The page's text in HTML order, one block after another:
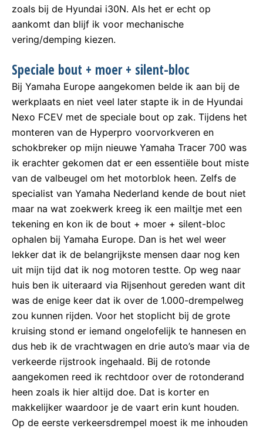
zoals bij de Hyundai i30N. Als het er echt op
aankomt dan blijf ik voor mechanische
vering/demping kiezen.
Speciale bout + moer + silent-bloc
Bij Yamaha Europe aangekomen belde ik aan bij de
werkplaats en niet veel later stapte ik in de Hyundai
Nexo FCEV met de speciale bout op zak. Tijdens het
monteren van de Hyperpro voorvorkveren en
schokbreker op mijn nieuwe Yamaha Tracer 700 was
ik erachter gekomen dat er een essentiële bout miste
van de valbeugel om het motorblok heen. Zelfs de
specialist van Yamaha Nederland kende de bout niet
maar na wat zoekwerk kreeg ik een mailtje met een
tekening en kon ik de bout + moer + silent-bloc
ophalen bij Yamaha Europe. Dan is het wel weer
lekker dat ik de belangrijkste mensen daar nog ken
uit mijn tijd dat ik nog motoren testte. Op weg naar
huis ben ik uiteraard via Rijsenhout gereden want dit
was de enige keer dat ik over de 1.000-drempelweg
zou kunnen rijden. Voor het stoplicht bij de grote
kruising stond er iemand ongelofelijk te hannesen en
dus heb ik de vrachtwagen en drie auto’s maar via de
verkeerde rijstrook ingehaald. Bij de rotonde
aangekomen reed ik rechtdoor over de rotonderand
heen zoals ik hier altijd doe. Dat is korter en
makkelijker waardoor je de vaart erin kunt houden.
Op de eerste verkeersdrempel moest ik me inhouden